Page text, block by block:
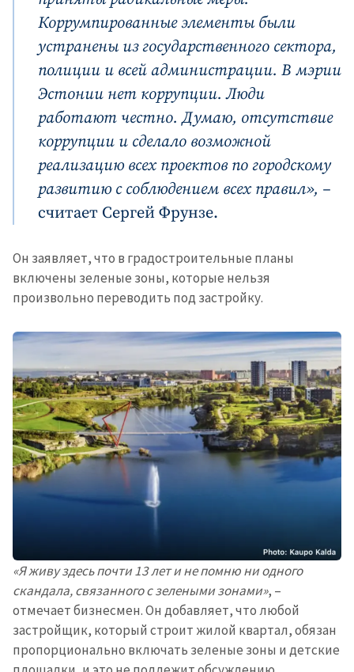
Коррумпированные элементы были
устранены из государственного сектора,
полиции и всей администрации. В мэрии
Эстонии нет коррупции. Люди
работают честно. Думаю, отсутствие
коррупции и сделало возможной
реализацию всех проектов по городскому
развитию с соблюдением всех правил», –
считает Сергей Фрунзе.
Он заявляет, что в градостроительные планы
включены зеленые зоны, которые нельзя
произвольно переводить под застройку.
«Я живу здесь почти 13 лет и не помню ни одного
скандала, связанного с зелеными зонами», –
отмечает бизнесмен. Он добавляет, что любой
застройщик, который строит жилой квартал, обязан
пропорционально включать зеленые зоны и детские
Анонимный источник
+ Моё имя
Телефон
Я прочитал(а) и согласен(на)
политикой
конфиденциальности
ОТПРАВИТЬ НОВОСТЬ